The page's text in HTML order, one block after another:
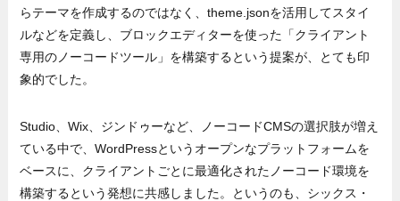
らテーマを作成するのではなく、theme.jsonを活用してスタイ
ルなどを定義し、ブロックエディターを使った「クライアント
専用のノーコードツール」を構築するという提案が、とても印
象的でした。
Studio、Wix、ジンドゥーなど、ノーコードCMSの選択肢が増え
ている中で、WordPressというオープンなプラットフォームを
ベースに、クライアントごとに最適化されたノーコード環境を
構築するという発想に共感しました。というのも、シックス・